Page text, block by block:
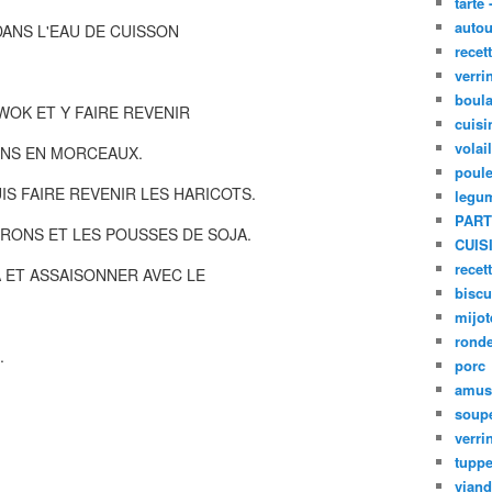
L'EAU DE CUISSON
ET Y FAIRE REVENIR
EN MORCEAUX.
FAIRE REVENIR LES HARICOTS.
ET LES POUSSES DE SOJA.
ASSAISONNER AVEC LE
porc